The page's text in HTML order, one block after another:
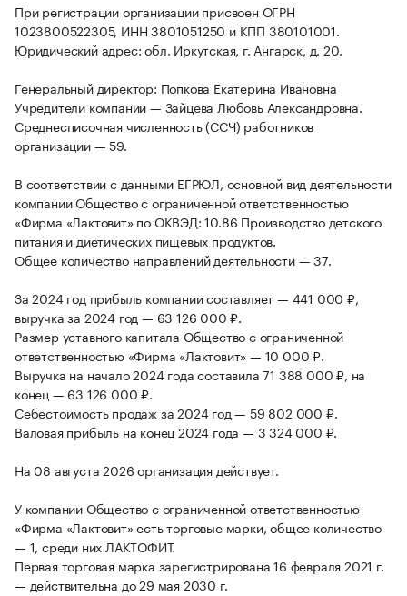
При регистрации организации присвоен ОГРН
1023800522305, ИНН 3801051250 и КПП 380101001.
Юридический адрес: обл. Иркутская, г. Ангарск, д. 20.
Генеральный директор: Попкова Екатерина Ивановна
Учредители компании — Зайцева Любовь Александровна.
Среднесписочная численность (ССЧ) работников
организации — 59.
В соответствии с данными ЕГРЮЛ, основной вид деятельности
компании Общество с ограниченной ответственностью
«Фирма «Лактовит» по ОКВЭД: 10.86 Производство детского
питания и диетических пищевых продуктов.
Общее количество направлений деятельности — 37.
За 2024 год прибыль компании составляет — 441 000 ₽,
выручка за 2024 год — 63 126 000 ₽.
Размер уставного капитала Общество с ограниченной
ответственностью «Фирма «Лактовит» — 10 000 ₽.
Выручка на начало 2024 года составила 71 388 000 ₽, на
конец — 63 126 000 ₽.
Себестоимость продаж за 2024 год — 59 802 000 ₽.
Валовая прибыль на конец 2024 года — 3 324 000 ₽.
На 08 августа 2026 организация действует.
У компании Общество с ограниченной ответственностью
«Фирма «Лактовит» есть торговые марки, общее количество
— 1, среди них ЛАКТОФИТ.
Первая торговая марка зарегистрирована 16 февраля 2021 г.
— действительна до 29 мая 2030 г.